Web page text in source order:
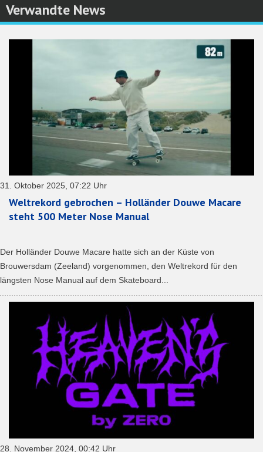
Verwandte News
31. Oktober 2025, 07:22 Uhr
Weltrekord gebrochen – Holländer Douwe Macare
steht 500 Meter Nose Manual
Der Holländer Douwe Macare hatte sich an der Küste von
Brouwersdam (Zeeland) vorgenommen, den Weltrekord für den
längsten Nose Manual auf dem Skateboard...
28. November 2024, 00:42 Uhr